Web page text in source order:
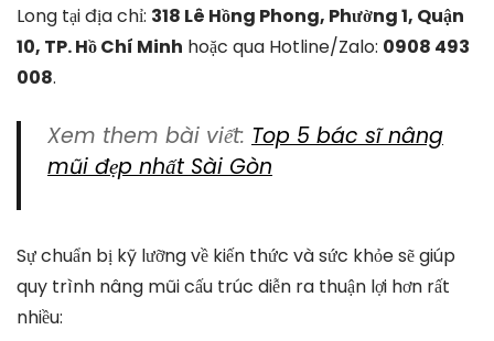
Long tại địa chỉ: 318 Lê Hồng Phong, Phường 1, Quận
10, TP. Hồ Chí Minh hoặc qua Hotline/Zalo: 0908 493
008.
Xem them bài viết: Top 5 bác sĩ nâng
mũi đẹp nhất Sài Gòn
Sự chuẩn bị kỹ lưỡng về kiến thức và sức khỏe sẽ giúp
quy trình nâng mũi cấu trúc diễn ra thuận lợi hơn rất
nhiều: